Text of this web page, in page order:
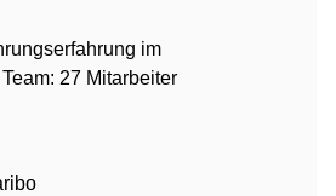
im
27 Mitarbeiter